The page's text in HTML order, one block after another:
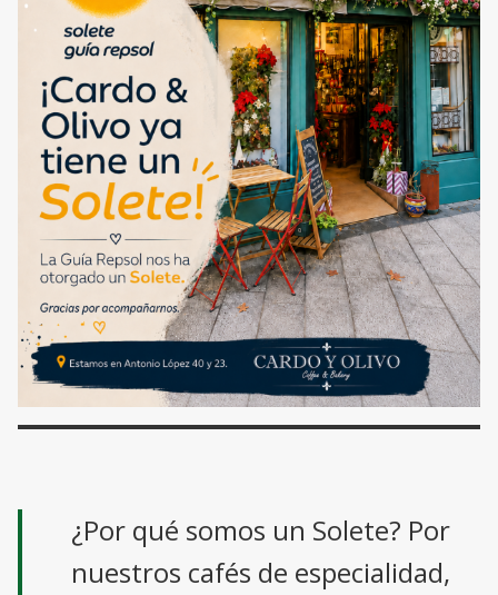
¿Por qué somos un Solete? Por
nuestros cafés de especialidad,